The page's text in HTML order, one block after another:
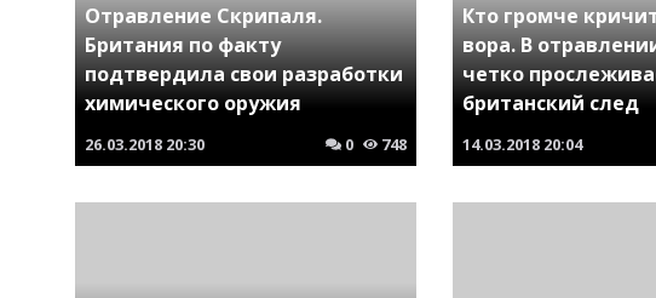
Отравление Скрипаля.
Британия по факту
подтвердила свои разработки
химического оружия
26.03.2018 20:30 0 748
Кто громче
вора. В
четко
британский след
14.03.2018 20:04